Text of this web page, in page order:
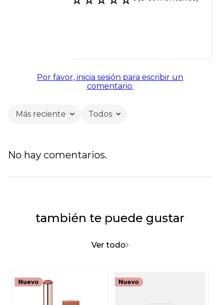
Por favor, inicia sesión para escribir un
comentario.
Más reciente Todos
No hay comentarios.
también te puede gustar
Ver todo